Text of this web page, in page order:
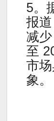
5。
报
减
至
市
象。